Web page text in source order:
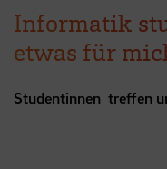
Informatik
etwas für
Studentinnen treffen